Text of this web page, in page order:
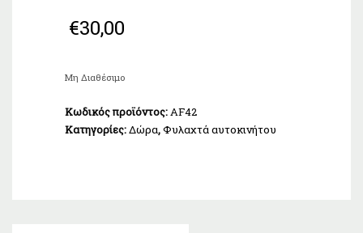
€30,00
Μη Διαθέσιμο
Κωδικός προϊόντος:AF42
Κατηγορίες:Δώρα,Φυλαχτά αυτοκινήτου